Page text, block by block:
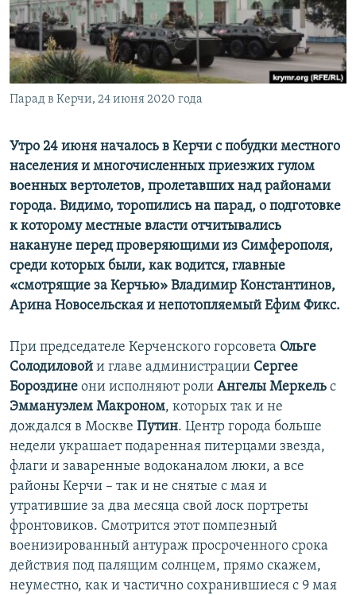
ПОБЕДИТЕЛЕЙ НЕ СУДЯТ?
КРЫМ.НЕПОКОРЕННЫЙ
ELIFBE
УКРАИНСКАЯ ПРОБЛЕМА КРЫМА
ПРИСОЕДИНЯЙТЕСЬ!
Парад в Керчи, 24 июня 2020 года
Утро 24 июня началось в Керчи с побудки местного
населения и многочисленных приезжих гулом
военных вертолетов, пролетавших над районами
города. Видимо, торопились на парад, о подготовке
к которому местные власти отчитывались
накануне перед проверяющими из Симферополя,
среди которых были, как водится, главные
«смотрящие за Керчью» Владимир Константинов,
Арина Новосельская и непотопляемый Ефим Фикс.
При председателе Керченского горсовета Ольге
Солодиловой и главе администрации Сергее
Бороздине они исполняют роли Ангелы Меркель с
Эммануэлем Макроном, которых так и не
дождался в Москве Путин. Центр города больше
недели украшает подаренная питерцами звезда,
флаги и заваренные водоканалом люки, а все
районы Керчи – так и не снятые с мая и
утратившие за два месяца свой лоск портреты
фронтовиков. Смотрится этот помпезный
военизированный антураж просроченного срока
действия под палящим солнцем, прямо скажем,
неуместно, как и частично сохранившиеся с 9 мая